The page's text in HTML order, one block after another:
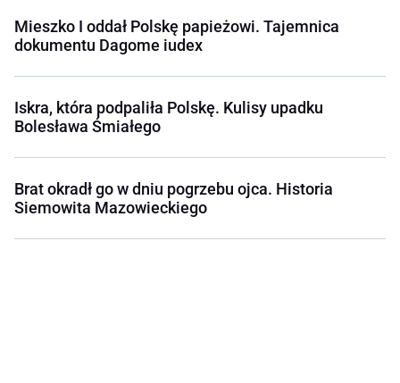
Mieszko I oddał Polskę papieżowi. Tajemnica
dokumentu Dagome iudex
Iskra, która podpaliła Polskę. Kulisy upadku
Bolesława Śmiałego
Brat okradł go w dniu pogrzebu ojca. Historia
Siemowita Mazowieckiego